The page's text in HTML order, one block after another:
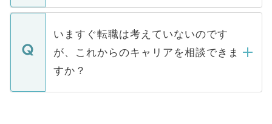
関を公にしてしまうと、応募が殺到する場
に、医療機関が求める条件に合った人材の
みを人材紹介会社に依頼するケースが増え
ています。
定を承諾する必要はありません。内定先へ
の辞退の連絡はキャリアパートナーが行い
個人情報が漏えいすることはありませんの
で、ご安心ください。当サイトからの登録
などで収集したご登録者様の個人情報は、
ご本人のキャリアアップおよび転職活動の
支援を目的に使用いたします。お預かりし
ているすべての個人データはご本人の許可
いますぐ転職は考えていないのです
が、これからのキャリアを相談できま
すか？